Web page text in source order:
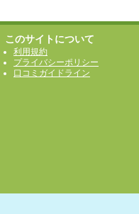
このサイトについて
利用規約
プライバシーポリシー
口コミガイドライン